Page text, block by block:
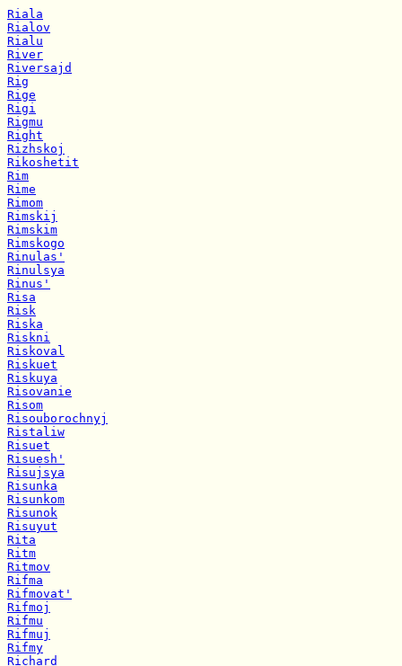
Riala
Rialov
Rialu
River
Riversajd
Rig
Rige
Rigi
Rigmu
Right
Rizhskoj
Rikoshetit
Rim
Rime
Rimom
Rimskij
Rimskim
Rimskogo
Rinulas'
Rinulsya
Rinus'
Risa
Risk
Riska
Riskni
Riskoval
Riskuet
Riskuya
Risovanie
Risom
Risouborochnyj
Ristaliw
Risuet
Risuesh'
Risujsya
Risunka
Risunkom
Risunok
Risuyut
Rita
Ritm
Ritmov
Rifma
Rifmovat'
Rifmoj
Rifmu
Rifmuj
Rifmy
Richard